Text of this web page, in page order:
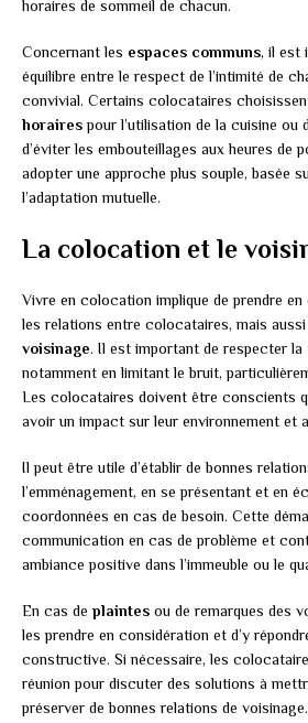
horaires de sommeil de chacun.
Concernant les espaces communs, il est
équilibre entre le respect de l’intimité de
convivial. Certains colocataires
horairespour l’utilisation de la cuisine ou
d’éviter les embouteillages aux heures de
adopter une approche plus souple, basée
l’adaptation mutuelle.
La colocation et le
Vivre en colocation implique de prendre
les relations entre colocataires, mais
voisinage. Il est important de respecter la
notamment en limitant le bruit,
Les colocataires doivent être conscients
avoir un impact sur leur environnement et
Il peut être utile d’établir de bonnes
l’emménagement, en se présentant et en
coordonnées en cas de besoin. Cette
communication en cas de problème et
ambiance positive dans l’immeuble ou le
En cas de plaintes ou de remarques des
les prendre en considération et d’y
constructive. Si nécessaire, les
réunion pour discuter des solutions à
préserver de bonnes relations de voisinage.